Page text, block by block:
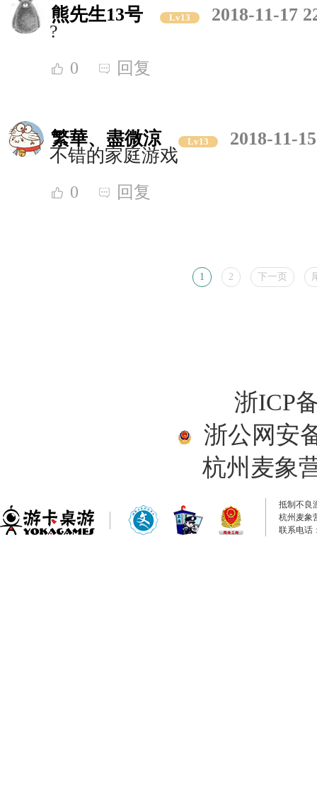
熊先生13号 Lv13
2018-11-17
?
0 回复
繁華、盡微涼 Lv13
2018-11-
不错的家庭游戏
0 回复
1 2 下一页
浙ICP
浙公网安
杭州麦象
抵制不良
杭州麦象
联系电话